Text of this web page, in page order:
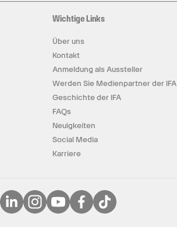
Wichtige Links
Über uns
Kontakt
Anmeldung als Aussteller
Werden Sie Medienpartner der IFA
Geschichte der IFA
FAQs
Neuigkeiten
Social Media
Karriere